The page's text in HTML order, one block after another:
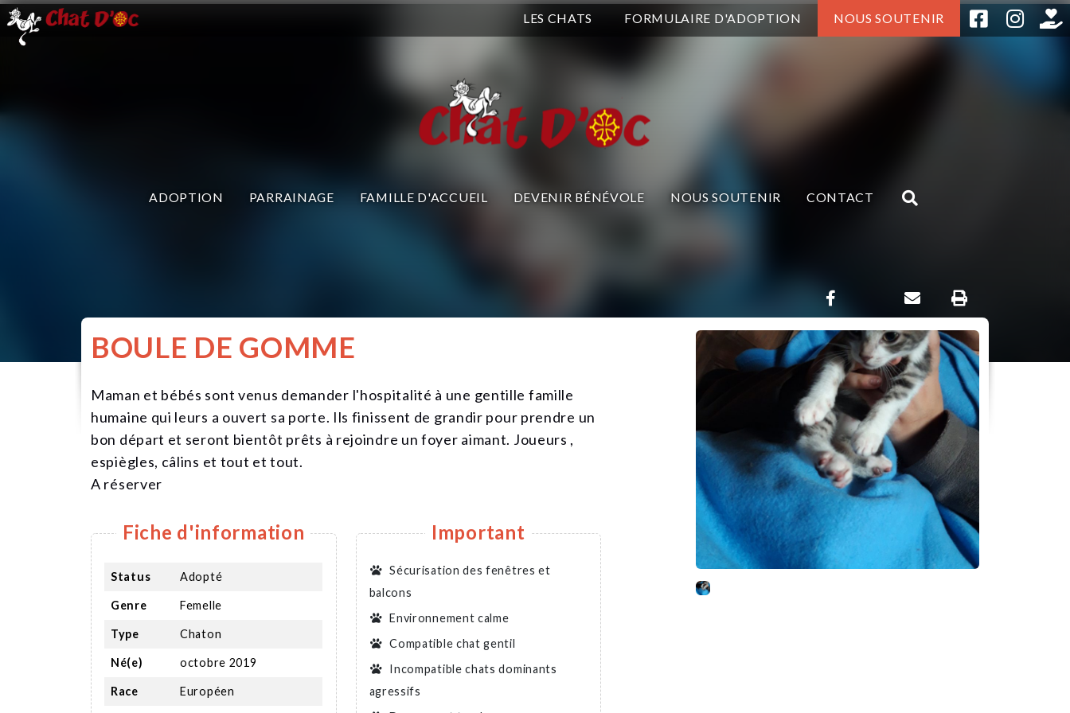
LES CHATS FORMULAIRE D'ADOPTION NOUS SOUTENIR
ADOPTION PARRAINAGE FAMILLE D'ACCUEIL DEVENIR BÉNÉVOLE NOUS SOUTENIR CONTACT
BOULE DE GOMME
Maman et bébés sont venus demander l'hospitalité à une gentille famille
humaine qui leurs a ouvert sa porte. Ils finissent de grandir pour prendre un
bon départ et seront bientôt prêts à rejoindre un foyer aimant. Joueurs ,
espiègles, câlins et tout et tout.
A réserver
Fiche d'information
Status Adopté
Genre Femelle
Type Chaton
Né(e) octobre 2019
Race Européen
Important
Sécurisation des fenêtres et
balcons
Environnement calme
Compatible chat gentil
Incompatible chats dominants
agressifs